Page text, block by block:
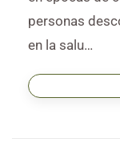
personas
en la salu…